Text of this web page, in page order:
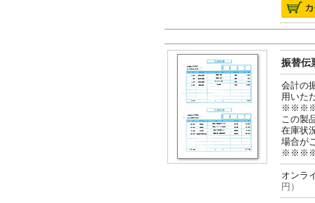
振替伝
会計の
用いた
この製
在庫状
場合が
オン
円）